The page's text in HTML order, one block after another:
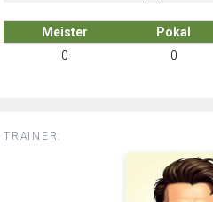
Meister Pokal
0
0
TRAINER: